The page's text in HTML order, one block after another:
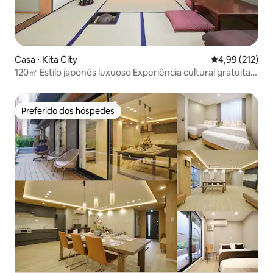
Casa ⋅ Kita City 4,99 de uma
4,99 (212)
120㎡ Estilo japonês luxuoso Experiência cultural gratuita
Preferido dos hóspedes
Preferido dos hóspedes